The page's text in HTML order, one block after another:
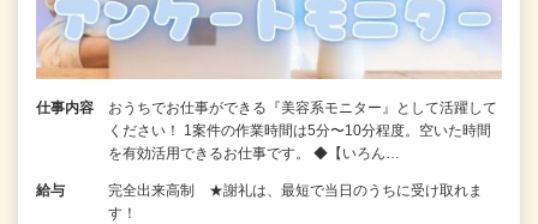
仕事内容
おうちでお仕事ができる『美容系モニター』として活躍して
ください！ 1案件の作業時間は5分〜10分程度。空いた時間
を有効活用できるお仕事です。 ◆【いろん…
給与
完全出来高制 ★謝礼は、最短で当日のうちに受け取れま
す！